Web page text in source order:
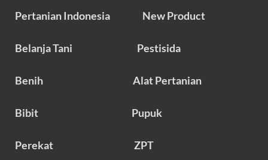
Pertanian Indonesia New Product
Belanja Tani Pestisida
Benih Alat Pertanian
Bibit Pupuk
Perekat ZPT